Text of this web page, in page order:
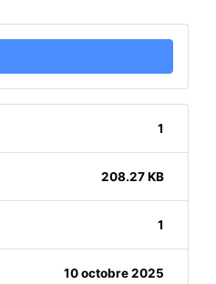
1
208.27 KB
1
10 octobre 2025